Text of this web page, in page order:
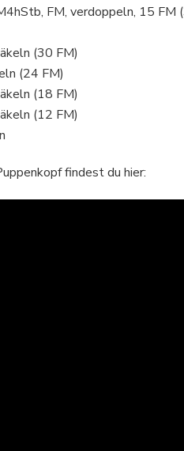
FM, verdoppeln, 15 FM
(30 FM)
(24 FM)
(18 FM)
(12 FM)
findest du hier: